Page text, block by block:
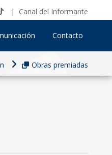
| Canal del Informante
Contacto
Obras premiadas